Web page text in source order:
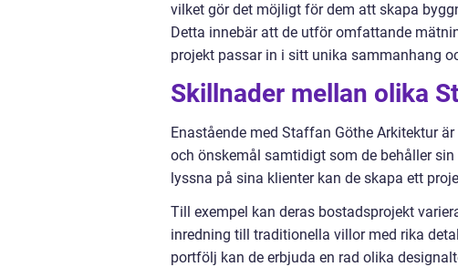
vilket gör det möjligt för dem att skapa
Detta innebär att de utför omfattande
projekt passar in i sitt unika sammanhang
Skillnader mellan olika
Enastående med Staffan Göthe Arkitektur
och önskemål samtidigt som de behåller
lyssna på sina klienter kan de skapa ett
Till exempel kan deras bostadsprojekt
inredning till traditionella villor med rika
portfölj kan de erbjuda en rad olika